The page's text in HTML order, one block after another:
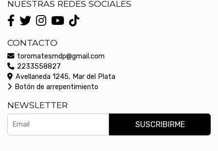
NUESTRAS REDES SOCIALES
CONTACTO
toromatesmdp@gmail.com
2233558827
Avellaneda 1245, Mar del Plata
Botón de arrepentimiento
NEWSLETTER
SUSCRIBIRME